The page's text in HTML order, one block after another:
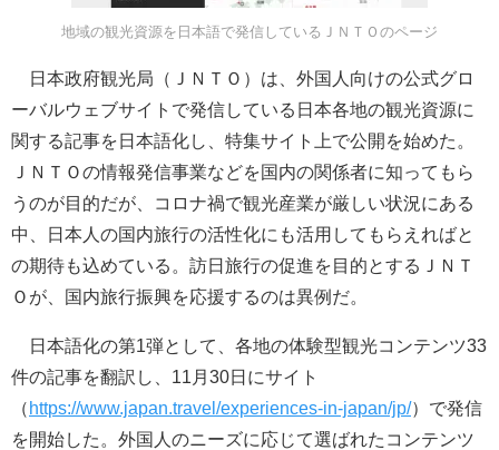
地域の観光資源を日本語で発信しているＪＮＴＯのページ
日本政府観光局（ＪＮＴＯ）は、外国人向けの公式グロ
ーバルウェブサイトで発信している日本各地の観光資源に
関する記事を日本語化し、特集サイト上で公開を始めた。
ＪＮＴＯの情報発信事業などを国内の関係者に知ってもら
うのが目的だが、コロナ禍で観光産業が厳しい状況にある
中、日本人の国内旅行の活性化にも活用してもらえればと
の期待も込めている。訪日旅行の促進を目的とするＪＮＴ
Ｏが、国内旅行振興を応援するのは異例だ。
日本語化の第1弾として、各地の体験型観光コンテンツ33
件の記事を翻訳し、11月30日にサイト
（ https://www.japan.travel/experiences-in-japan/jp/）で発信
を開始した。外国人のニーズに応じて選ばれたコンテンツ